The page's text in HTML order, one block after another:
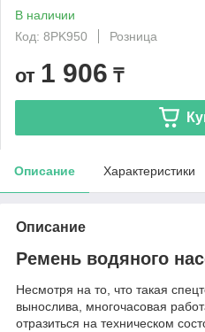
В наличии
Код: 8PK950
Розница
от 1 906 ₸
Описание Характеристики
Описание
Ремень водяного
Несмотря на то, что такая
вынослива, многочасовая
отразиться на техническом